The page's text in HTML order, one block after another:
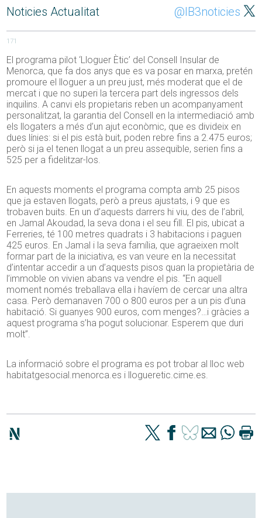
Noticies Actualitat @IB3noticies
171
El programa pilot ‘Lloguer Ètic’ del Consell Insular de
Menorca, que fa dos anys que es va posar en marxa, pretén
promoure el lloguer a un preu just, més moderat que el de
mercat i que no superi la tercera part dels ingressos dels
inquilins. A canvi els propietaris reben un acompanyament
personalitzat, la garantia del Consell en la intermediació amb
els llogaters a més d’un ajut econòmic, que es divideix en
dues línies: si el pis està buit, poden rebre fins a 2.475 euros;
però si ja el tenen llogat a un preu assequible, serien fins a
525 per a fidelitzar-los.
En aquests moments el programa compta amb 25 pisos
que ja estaven llogats, però a preus ajustats, i 9 que es
trobaven buits. En un d’aquests darrers hi viu, des de l’abril,
en Jamal Akoudad, la seva dona i el seu fill. El pis, ubicat a
Ferreries, té 100 metres quadrats i 3 habitacions i paguen
425 euros. En Jamal i la seva família, que agraeixen molt
formar part de la iniciativa, es van veure en la necessitat
d’intentar accedir a un d’aquests pisos quan la propietària de
l’immoble on vivien abans va vendre el pis. “En aquell
moment només treballava ella i havíem de cercar una altra
casa. Però demanaven 700 o 800 euros per a un pis d’una
habitació. Si guanyes 900 euros, com menges?…i gràcies a
aquest programa s’ha pogut solucionar. Esperem que duri
molt”.
La informació sobre el programa es pot trobar al lloc web
habitatgesocial.menorca.es i llogueretic.cime.es.